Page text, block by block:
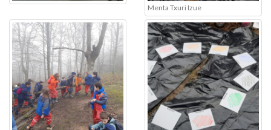
Menta Txuri Izue